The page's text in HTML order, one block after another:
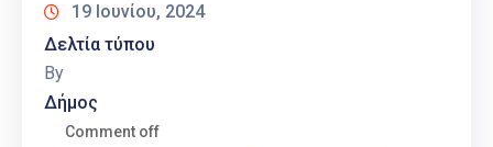
19 Ιουνίου, 2024
Δελτία τύπου
By
Δήμος
Comment off